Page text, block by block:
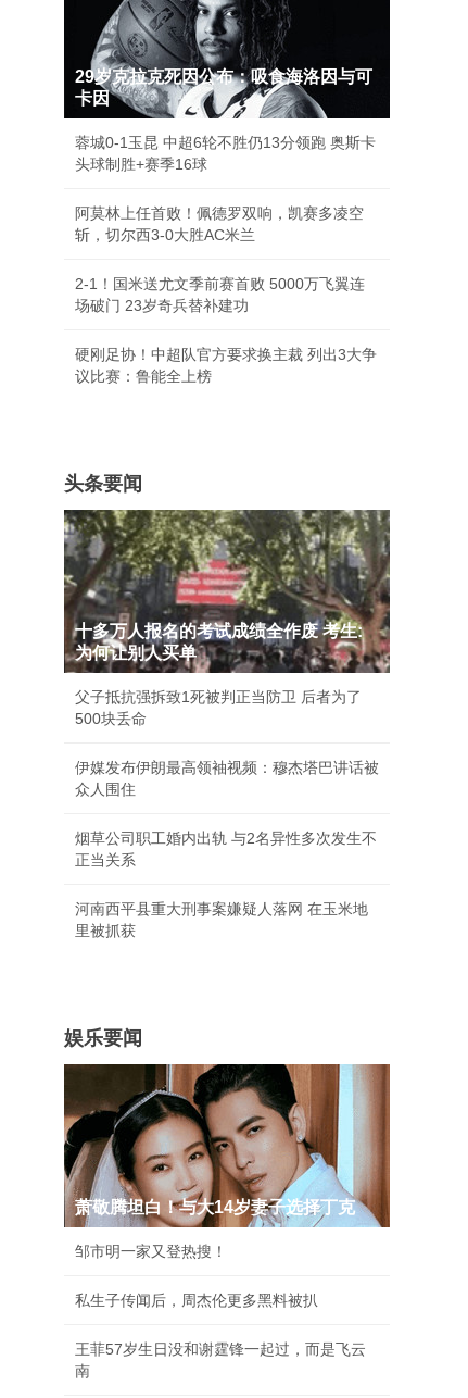
29岁克拉克死因公布：吸食海洛因与可
卡因
蓉城0-1玉昆 中超6轮不胜仍13分领跑 奥斯卡
头球制胜+赛季16球
阿莫林上任首败！佩德罗双响，凯赛多凌空
斩，切尔西3-0大胜AC米兰
2-1！国米送尤文季前赛首败 5000万飞翼连
场破门 23岁奇兵替补建功
硬刚足协！中超队官方要求换主裁 列出3大争
议比赛：鲁能全上榜
头条要闻
十多万人报名的考试成绩全作废 考生:
为何让别人买单
父子抵抗强拆致1死被判正当防卫 后者为了
500块丢命
伊媒发布伊朗最高领袖视频：穆杰塔巴讲话被
众人围住
烟草公司职工婚内出轨 与2名异性多次发生不
正当关系
河南西平县重大刑事案嫌疑人落网 在玉米地
里被抓获
娱乐要闻
萧敬腾坦白！与大14岁妻子选择丁克
邹市明一家又登热搜！
私生子传闻后，周杰伦更多黑料被扒
王菲57岁生日没和谢霆锋一起过，而是飞云
南